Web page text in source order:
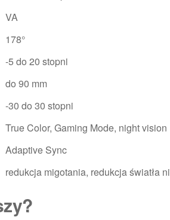
VA
178°
-5 do 20 stopni
do 90 mm
-30 do 30 stopni
True Color, Gaming Mode, night vision
Adaptive Sync
redukcja migotania, redukcja światła